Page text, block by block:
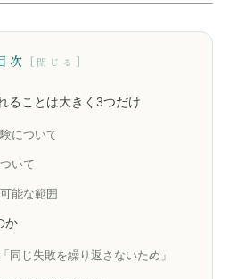
次
ることは大きく3つだけ
について
いて
能な範囲
か
同じ失敗を繰り返さないため」